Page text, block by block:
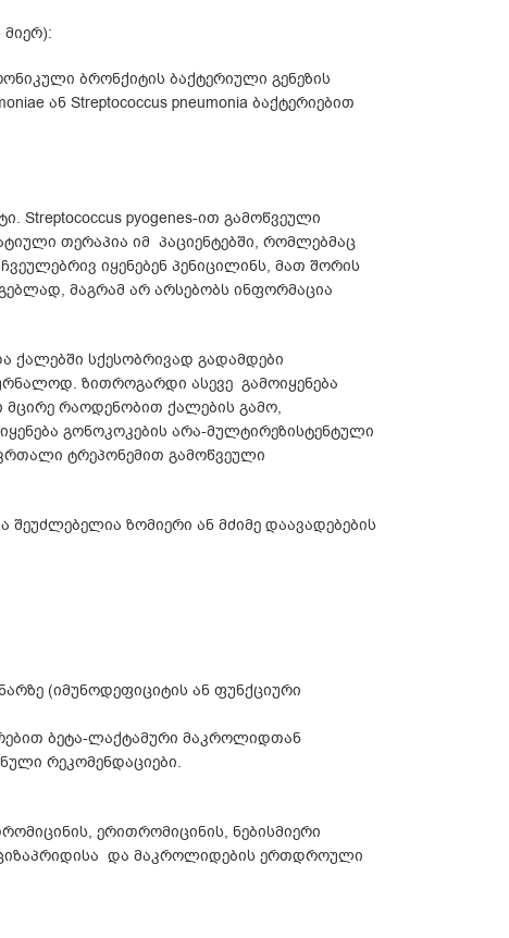
ბრონქიტის ბაქტერიული გენეზის
ან Streptococcus pneumonia ბაქტერიებით
Streptococcus pyogenes-ით გამოწვეული
თერაპია იმ პაციენტებში, რომლებმაც
იყენებენ პენიცილინს, მათ შორის
მაგრამ არ არსებობს ინფორმაცია
ქალებში სქესობრივად გადამდები
ზითროგარდი ასევე გამოიყენება
რაოდენობით ქალების გამო,
გონოკოკების არა-მულტირეზისტენტული
ტრეპონემით გამოწვეული
ზომიერი ან მძიმე დაავადებების
(იმუნოდეფიციტის ან ფუნქციური
ბეტა-ლაქტამური მაკროლიდთან
რეკომენდაციები.
ერითრომიცინის, ნებისმიერი
ციზაპრიდისა და მაკროლიდების ერთდროული